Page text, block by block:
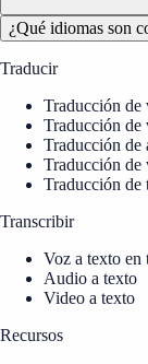
¿Qué idiomas son
Traducir
Traducción de
Traducción de
Traducción de
Traducción de
Traducción de
Transcribir
Voz a texto en
Audio a texto
Video a texto
Recursos